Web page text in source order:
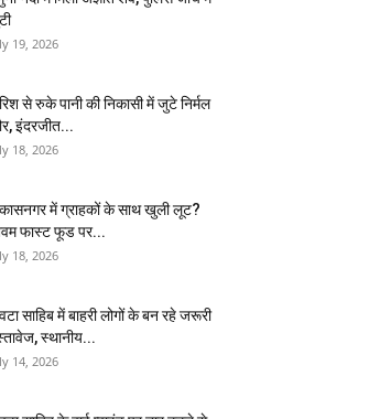
19, 2026
से रुके पानी की निकासी में जुटे निर्मल
इंदरजीत...
18, 2026
में ग्राहकों के साथ खुली लूट?
फास्ट फूड पर...
18, 2026
साहिब में बाहरी लोगों के बन रहे जरूरी
स्थानीय...
14, 2026